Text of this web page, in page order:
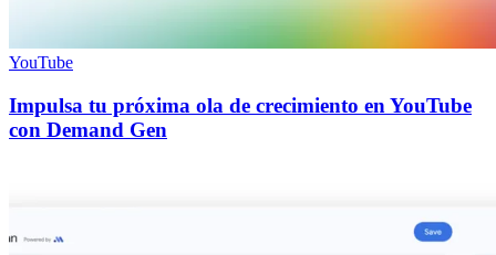
YouTube
Impulsa tu próxima ola de crecimiento en YouTube
con Demand Gen